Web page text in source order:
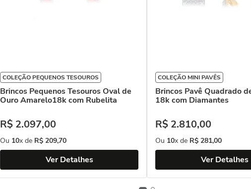
COLEÇÃO PEQUENOS TESOUROS
Brincos Pequenos Tesouros Oval de
Ouro Amarelo18k com Rubelita
R$ 2.097,00
Ou 10x de R$ 209,70
Ver Detalhes
COLEÇÃO MINI PAVÊS
Brincos Pavê Quadrado
18k com Diamantes
R$ 2.810,00
Ou 10x de R$ 281,00
Ver Detalhes